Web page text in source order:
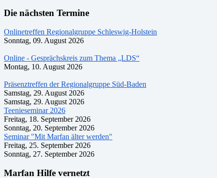
Die nächsten Termine
Onlinetreffen Regionalgruppe Schleswig-Holstein
Sonntag, 09. August 2026
Online - Gesprächskreis zum Thema „LDS“
Montag, 10. August 2026
Präsenztreffen der Regionalgruppe Süd-Baden
Samstag, 29. August 2026
Samstag, 29. August 2026
Teenieseminar 2026
Freitag, 18. September 2026
Sonntag, 20. September 2026
Seminar "Mit Marfan älter werden"
Freitag, 25. September 2026
Sonntag, 27. September 2026
Marfan Hilfe vernetzt